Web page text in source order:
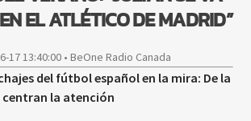
EL ATLÉTICO DE MADRID”
17 13:40:00 • BeOne Radio Canada
del fútbol español en la mira: De la
centran la atención